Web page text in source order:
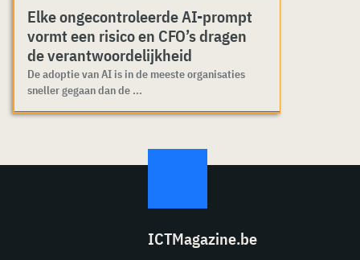
Elke ongecontroleerde AI-prompt
vormt een risico en CFO’s dragen
de verantwoordelijkheid
De adoptie van AI is in de meeste organisaties
sneller gegaan dan de ...
ICTMagazine.be